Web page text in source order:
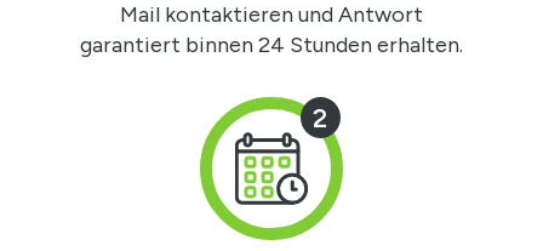
Mail kontaktieren und Antwort
garantiert binnen 24 Stunden erhalten.
2